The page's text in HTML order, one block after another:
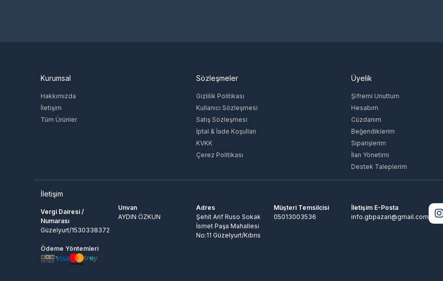
Kurumsal
Hakkımızda
İletişim
Tüm Ürünler
Sözleşmeler
Gizlilik Politikası
Kullanıcı Sözleşmesi
Satış Sözleşmesi
İptal & İade Koşulları
KVKK
Çerez Politikası
Üyelik
Şifremi Unuttum
Hesabım
Cüzdanım
Beğendiklerim
Siparişlerim
İlan Yönetimi
Destek Taleplerim
İletişim
Vergi Dairesi /
Numarası
Güzelyurt/1530338372
Unvan
AYDIN ÖZKUN
Adres
Şehit Arif Ruso Sokak
İsmet Paşa Mahallesi
No:11 Güzelyurt/Kıbrıs
Müşteri Temsilcisi
05013003536
İletişim E-Posta
info.gbpazari@gmail.com
Ödeme Yöntemleri